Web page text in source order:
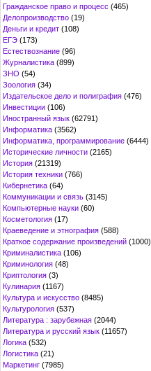
Гражданское право и процесс (465)
Делопроизводство (19)
Деньги и кредит (108)
ЕГЭ (173)
Естествознание (96)
Журналистика (899)
ЗНО (54)
Зоология (34)
Издательское дело и полиграфия (476)
Инвестиции (106)
Иностранный язык (62791)
Информатика (3562)
Информатика, программирование (6444)
Исторические личности (2165)
История (21319)
История техники (766)
Кибернетика (64)
Коммуникации и связь (3145)
Компьютерные науки (60)
Косметология (17)
Краеведение и этнография (588)
Краткое содержание произведений (1000)
Криминалистика (106)
Криминология (48)
Криптология (3)
Кулинария (1167)
Культура и искусство (8485)
Культурология (537)
Литература : зарубежная (2044)
Литература и русский язык (11657)
Логика (532)
Логистика (21)
Маркетинг (7985)